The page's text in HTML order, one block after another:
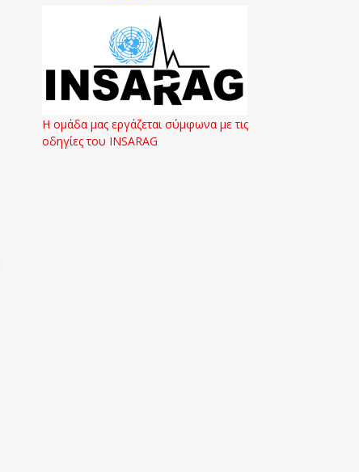
Η ομάδα μας εργάζεται σύμφωνα με τις
οδηγίες του INSARAG